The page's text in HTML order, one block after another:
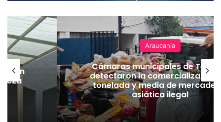
Araucanía
Cámaras municipales de
detectaron la comercialización
tonelada y media de
asiática ilegal